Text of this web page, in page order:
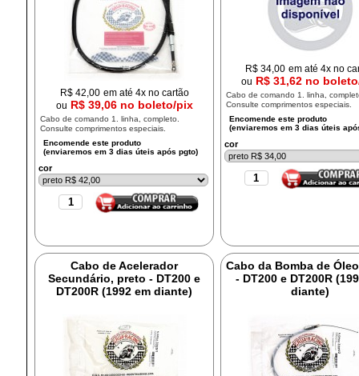
R$ 42,00 em até 4x no cartão
ou R$ 39,06 no boleto/pix
Cabo de comando 1. linha, completo.
Consulte comprimentos especiais.
cor
R$34,00 em até 4x no
ou R$ 31,62 no
Cabo de comando 1. linha,
Consulte comprimentos especiais.
cor
Cabo de Acelerador
Secundário, preto - DT200 e
DT200R (1992 em diante)
Cabo da Bomba de
- DT200 e DT200R
diante)